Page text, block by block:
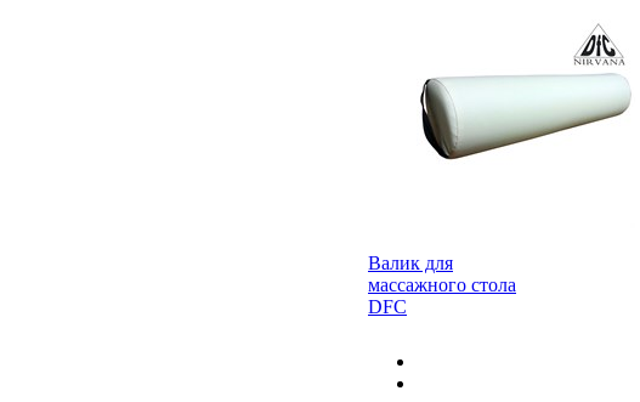
Валик для
массажного стола
DFC